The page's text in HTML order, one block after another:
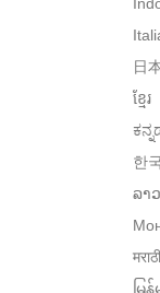
日
ខ្មែរ
한
ລາວ
मराठी
မြ